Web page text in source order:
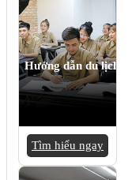
Hướng dẫn du lịch
Tìm hiểu ngay